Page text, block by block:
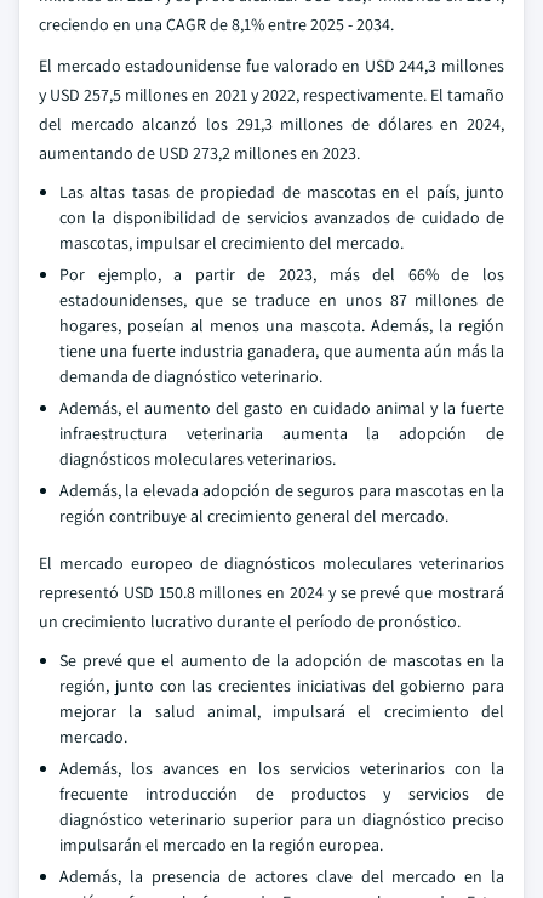
creciendo en una CAGR de 8,1% entre 2025 - 2034.
El mercado estadounidense fue valorado en USD 244,3 millones
y USD 257,5 millones en 2021 y 2022, respectivamente. El tamaño
del mercado alcanzó los 291,3 millones de dólares en 2024,
aumentando de USD 273,2 millones en 2023.
Las altas tasas de propiedad de mascotas en el país, junto
con la disponibilidad de servicios avanzados de cuidado de
mascotas, impulsar el crecimiento del mercado.
Por ejemplo, a partir de 2023, más del 66% de los
estadounidenses, que se traduce en unos 87 millones de
hogares, poseían al menos una mascota. Además, la región
tiene una fuerte industria ganadera, que aumenta aún más la
demanda de diagnóstico veterinario.
Además, el aumento del gasto en cuidado animal y la fuerte
infraestructura veterinaria aumenta la adopción de
diagnósticos moleculares veterinarios.
Además, la elevada adopción de seguros para mascotas en la
región contribuye al crecimiento general del mercado.
El mercado europeo de diagnósticos moleculares veterinarios
representó USD 150.8 millones en 2024 y se prevé que mostrará
un crecimiento lucrativo durante el período de pronóstico.
Se prevé que el aumento de la adopción de mascotas en la
región, junto con las crecientes iniciativas del gobierno para
mejorar la salud animal, impulsará el crecimiento del
mercado.
Además, los avances en los servicios veterinarios con la
frecuente introducción de productos y servicios de
diagnóstico veterinario superior para un diagnóstico preciso
impulsarán el mercado en la región europea.
Además, la presencia de actores clave del mercado en la